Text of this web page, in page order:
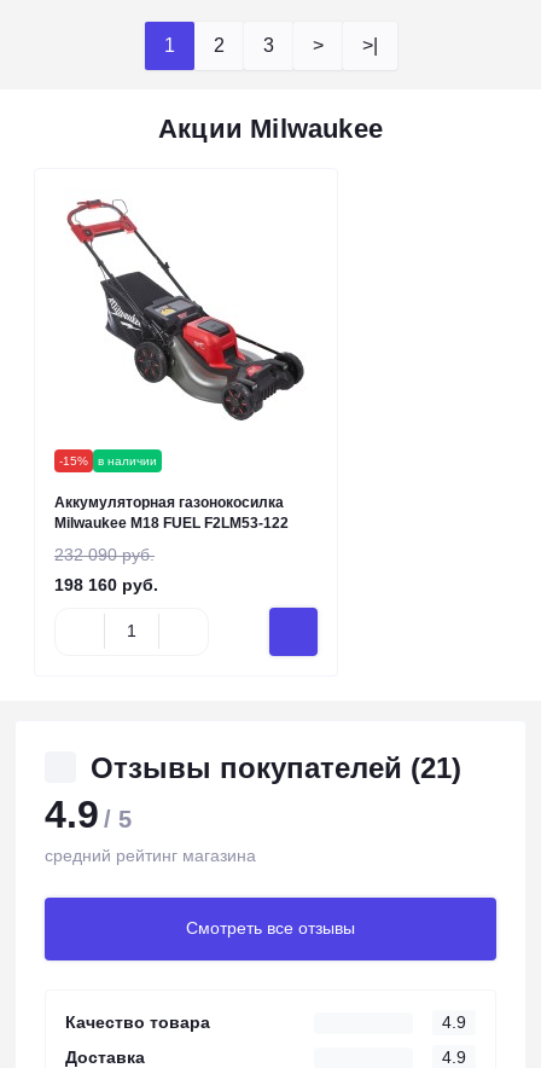
1 2 3 > >|
Акции Milwaukee
-15% в наличии
Аккумуляторная газонокосилка
Milwaukee M18 FUEL F2LM53-122
232 090 руб.
198 160 руб.
Отзывы покупателей (21)
4.9 / 5
средний рейтинг магазина
Смотреть все отзывы
Качество товара
4.9
Доставка
4.9